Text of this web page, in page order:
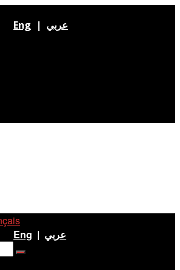
Eng | عربي
Eng | عربي